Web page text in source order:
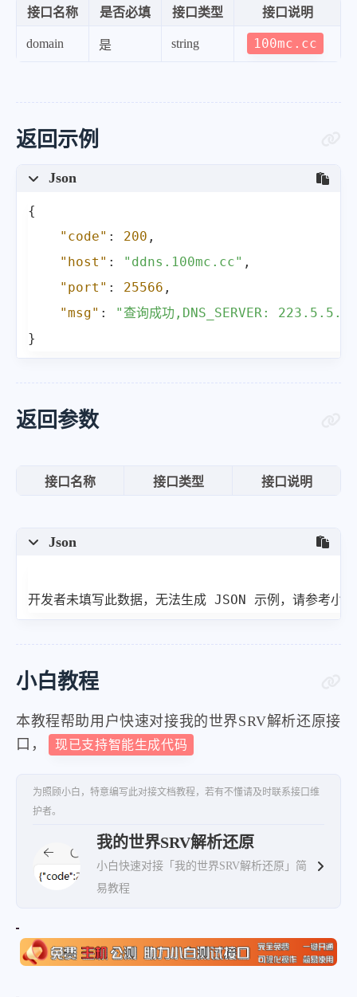
接口名称 是否必填 接口类型 接口说明
domain 是 string 100mc.cc
返回示例
Json
{
"code" : 200 ,
"host" : "ddns.100mc.cc" ,
"port" : 25566 ,
"msg" :
"查询成功,DNS_SERVER:
}
返回参数
接口名称 接口类型 接口说明
Json
开发者未填写此数据，无法生成 JSON 示例，请参考小
小白教程
本教程帮助用户快速对接我的世界SRV解析还原接
口，
现已支持智能生成代码
为照顾小白，特意编写此对接文档教程，若有不懂请及时联系接口维
护者。
我的世界SRV解析还原
小白快速对接「我的世界SRV解析还原」简
易教程